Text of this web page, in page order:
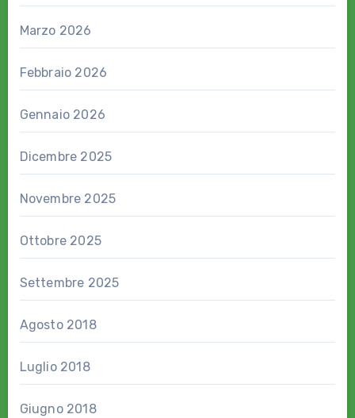
Marzo 2026
Febbraio 2026
Gennaio 2026
Dicembre 2025
Novembre 2025
Ottobre 2025
Settembre 2025
Agosto 2018
Luglio 2018
Giugno 2018